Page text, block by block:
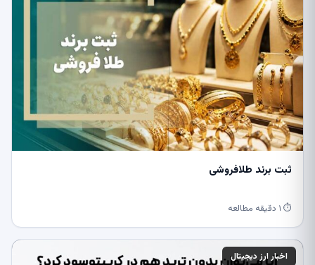
ثبت برند طلافروشی
⏱ ۱ دقیقه مطالعه
اخبار ارز دیجیتال